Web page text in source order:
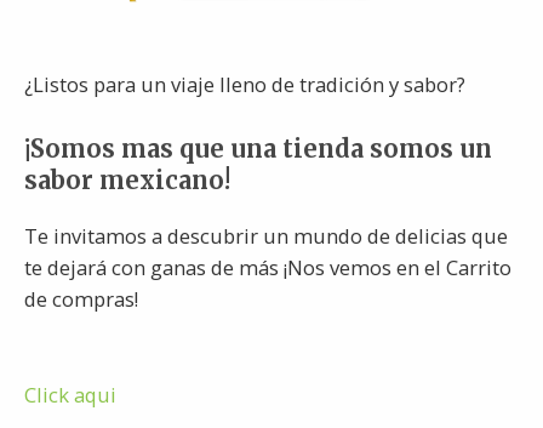
¿Listos para un viaje lleno de tradición y sabor?
¡Somos mas que una tienda somos un
sabor mexicano!
Te invitamos a descubrir un mundo de delicias que
te dejará con ganas de más ¡Nos vemos en el Carrito
de compras!
Click aqui